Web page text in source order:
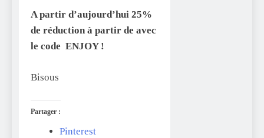
A partir d’aujourd’hui 25%
de réduction à partir de avec
le code ENJOY !
Bisous
Partager :
Pinterest